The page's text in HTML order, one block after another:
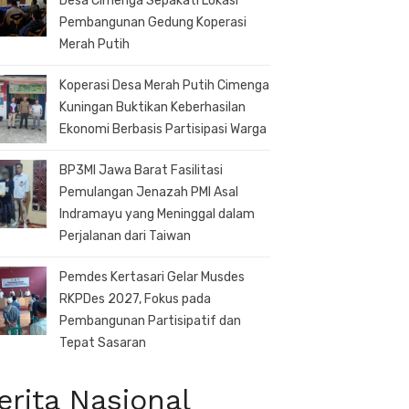
Pembangunan Gedung Koperasi
Merah Putih
Koperasi Desa Merah Putih Cimenga
Kuningan Buktikan Keberhasilan
Ekonomi Berbasis Partisipasi Warga
BP3MI Jawa Barat Fasilitasi
Pemulangan Jenazah PMI Asal
Indramayu yang Meninggal dalam
Perjalanan dari Taiwan
Pemdes Kertasari Gelar Musdes
RKPDes 2027, Fokus pada
Pembangunan Partisipatif dan
Tepat Sasaran
Nasional